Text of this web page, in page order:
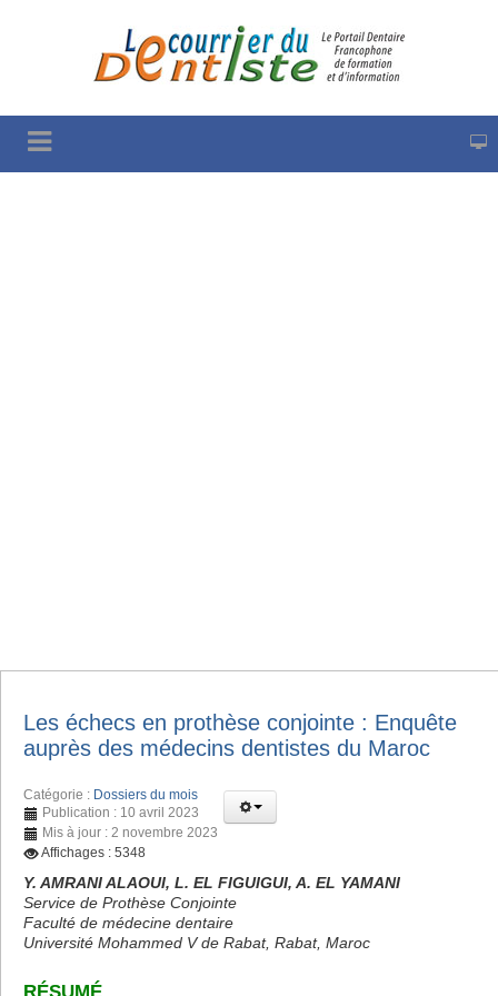
Les échecs en prothèse conjointe : Enquête
auprès des médecins dentistes du Maroc
Catégorie : Dossiers du mois
Publication : 10 avril 2023
Mis à jour : 2 novembre 2023
Affichages : 5348
Y. AMRANI ALAOUI, L. EL FIGUIGUI, A. EL YAMANI
Service de Prothèse Conjointe
Faculté de médecine dentaire
Université Mohammed V de Rabat, Rabat, Maroc